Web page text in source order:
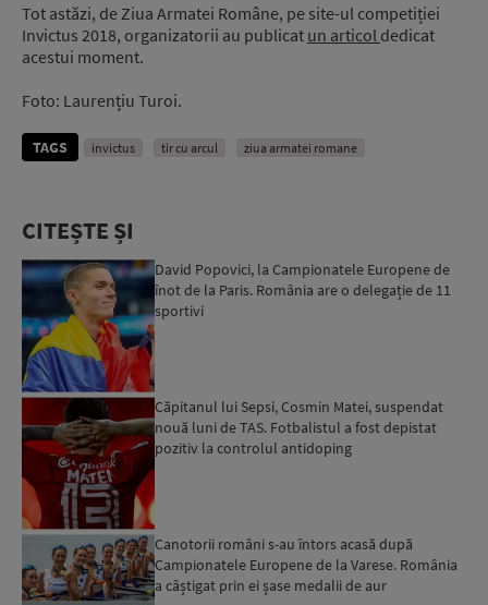
Tot astăzi, de Ziua Armatei Române, pe site-ul competiției
Invictus 2018, organizatorii au publicat un articol dedicat
acestui moment.
Foto: Laurențiu Turoi.
TAGS invictus tir cu arcul ziua armatei romane
CITEȘTE ȘI
David Popovici, la Campionatele Europene de
înot de la Paris. România are o delegație de 11
sportivi
Căpitanul lui Sepsi, Cosmin Matei, suspendat
nouă luni de TAS. Fotbalistul a fost depistat
pozitiv la controlul antidoping
Canotorii români s-au întors acasă după
Campionatele Europene de la Varese. România
a câștigat prin ei șase medalii de aur